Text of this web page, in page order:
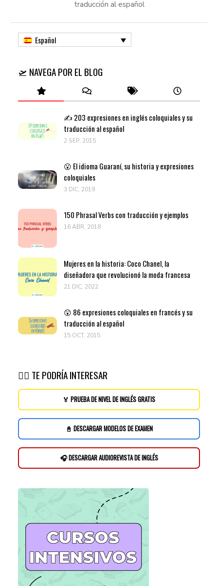
traducción al español
Español
🛫 NAVEGA POR EL BLOG
✍️ 203 expresiones en inglés coloquiales y su
traducción al español
2 SEP, 2015
😮 El idioma Guaraní, su historia y expresiones
coloquiales
3 DIC, 2019
150 Phrasal Verbs con traducción y ejemplos
16 ABR, 2018
Mujeres en la historia: Coco Chanel, la
diseñadora que revolucionó la moda francesa
21 DIC, 2022
😲 86 expresiones coloquiales en francés y su
traducción al español
15 OCT, 2015
👉🏽 TE PODRÍA INTERESAR
🏅 PRUEBA DE NIVEL DE INGLÉS GRATIS
📓 DESCARGAR MODELOS DE EXAMEN
🎧 DESCARGAR AUDIOREVISTA DE INGLÉS